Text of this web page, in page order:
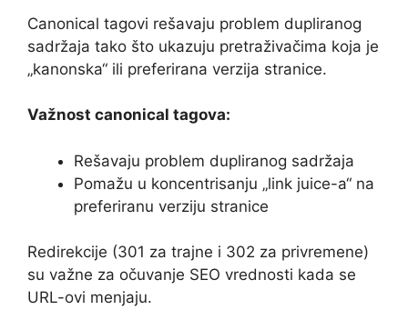
Canonical tagovi rešavaju problem dupliranog
sadržaja tako što ukazuju pretraživačima koja je
„kanonska“ ili preferirana verzija stranice.
Važnost canonical tagova:
Rešavaju problem dupliranog sadržaja
Pomažu u koncentrisanju „link juice-a“ na
preferiranu verziju stranice
Redirekcije (301 za trajne i 302 za privremene)
su važne za očuvanje SEO vrednosti kada se
URL-ovi menjaju.